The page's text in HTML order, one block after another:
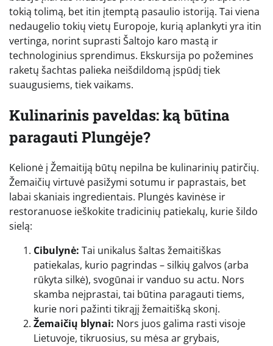
tokią tolimą, bet itin įtemptą pasaulio istoriją. Tai viena
nedaugelio tokių vietų Europoje, kurią aplankyti yra itin
vertinga, norint suprasti Šaltojo karo mastą ir
technologinius sprendimus. Ekskursija po požemines
raketų šachtas palieka neišdildomą įspūdį tiek
suaugusiems, tiek vaikams.
Kulinarinis paveldas: ką būtina
paragauti Plungėje?
Kelionė į Žemaitiją būtų nepilna be kulinarinių patirčių.
Žemaičių virtuvė pasižymi sotumu ir paprastais, bet
labai skaniais ingredientais. Plungės kavinėse ir
restoranuose ieškokite tradicinių patiekalų, kurie šildo
sielą:
Cibulynė: Tai unikalus šaltas žemaitiškas
patiekalas, kurio pagrindas – silkių galvos (arba
rūkyta silkė), svogūnai ir vanduo su actu. Nors
skamba neįprastai, tai būtina paragauti tiems,
kurie nori pažinti tikrąjį žemaitišką skonį.
Žemaičių blynai: Nors juos galima rasti visoje
Lietuvoje, tikruosius, su mėsa ar grybais,